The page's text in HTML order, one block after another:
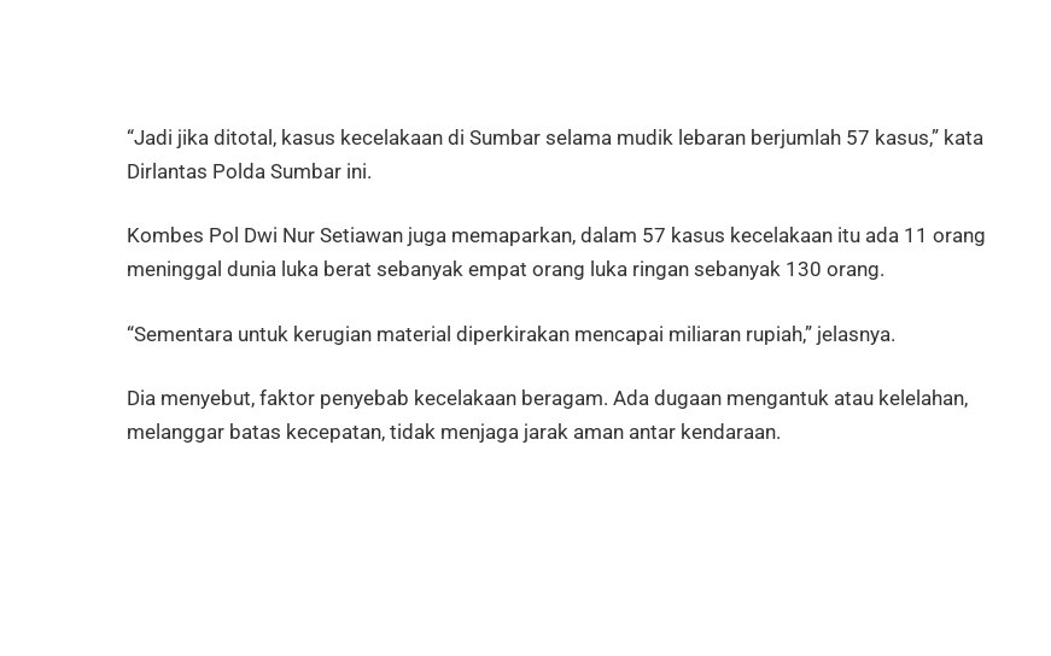
“Jadi jika ditotal, kasus kecelakaan di Sumbar selama mudik lebaran berjumlah 57 kasus,” kata
Dirlantas Polda Sumbar ini.
Kombes Pol Dwi Nur Setiawan juga memaparkan, dalam 57 kasus kecelakaan itu ada 11 orang
meninggal dunia luka berat sebanyak empat orang luka ringan sebanyak 130 orang.
“Sementara untuk kerugian material diperkirakan mencapai miliaran rupiah,” jelasnya.
Dia menyebut, faktor penyebab kecelakaan beragam. Ada dugaan mengantuk atau kelelahan,
melanggar batas kecepatan, tidak menjaga jarak aman antar kendaraan.